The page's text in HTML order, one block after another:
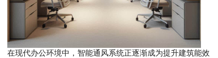
在现代办公环境中，智能通风系统正逐渐成为提升建筑能效